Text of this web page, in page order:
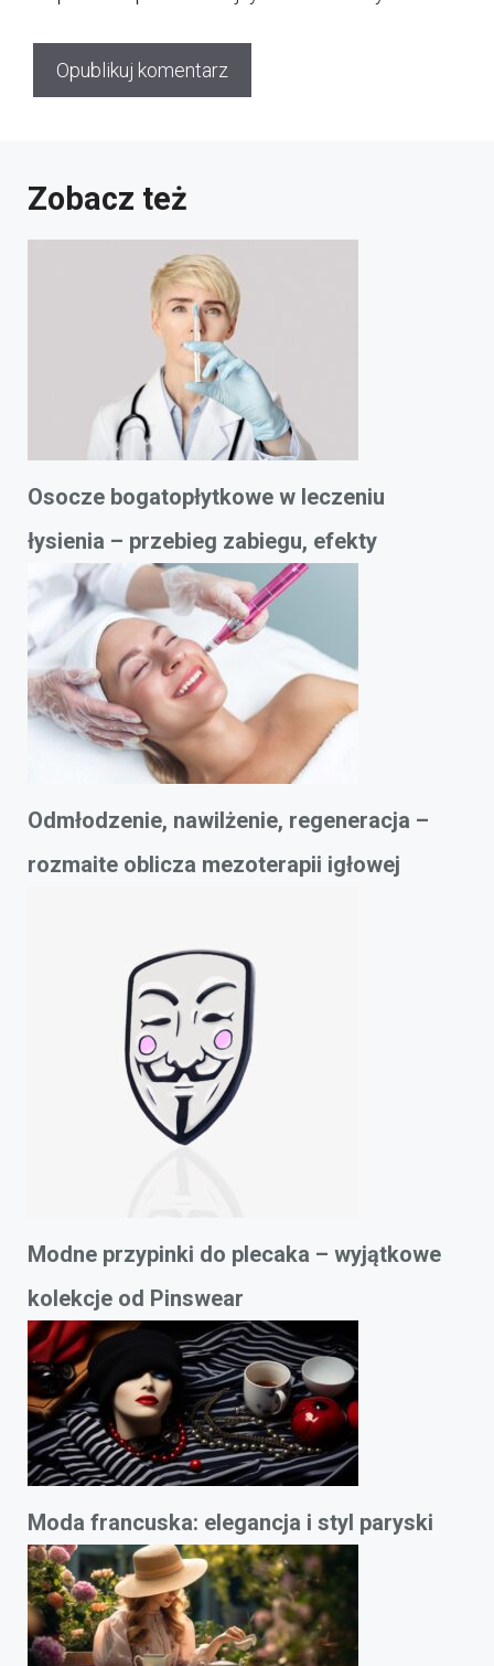
Zobacz też
Osocze bogatopłytkowe w leczeniu
łysienia – przebieg zabiegu, efekty
Odmłodzenie, nawilżenie, regeneracja –
rozmaite oblicza mezoterapii igłowej
Modne przypinki do plecaka – wyjątkowe
kolekcje od Pinswear
Moda francuska: elegancja i styl paryski